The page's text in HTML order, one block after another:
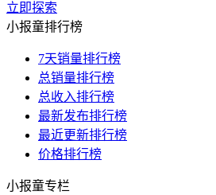
立即探索
小报童排行榜
7天销量排行榜
总销量排行榜
总收入排行榜
最新发布排行榜
最近更新排行榜
价格排行榜
小报童专栏